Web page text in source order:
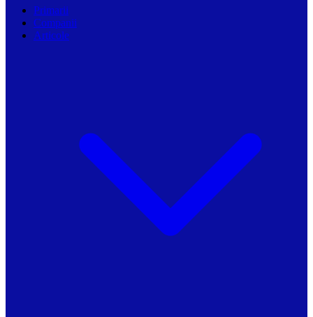
Primarii
Companii
Articole